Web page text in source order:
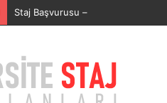
SECURITAS GÜVENLİK